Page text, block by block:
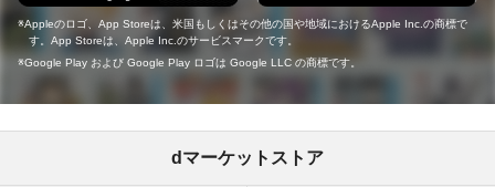
Appleのロゴ、App Storeは、米国もしくはその他の国や地域におけるApple Inc.の商標で
す。App Storeは、Apple Inc.のサービスマークです。
Google Play および Google Play ロゴは Google LLC の商標です。
dマーケットストア